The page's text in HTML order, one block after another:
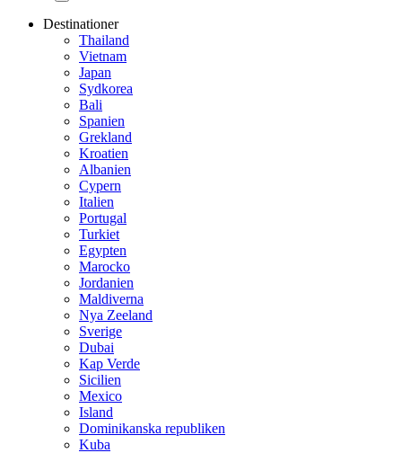
Destinationer
Thailand
Vietnam
Japan
Sydkorea
Bali
Spanien
Grekland
Kroatien
Albanien
Cypern
Italien
Portugal
Turkiet
Egypten
Marocko
Jordanien
Maldiverna
Nya Zeeland
Sverige
Dubai
Kap Verde
Sicilien
Mexico
Island
Dominikanska republiken
Kuba